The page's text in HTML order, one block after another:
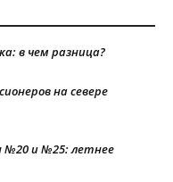
в чем разница?
на севере
№20 и №25: летнее